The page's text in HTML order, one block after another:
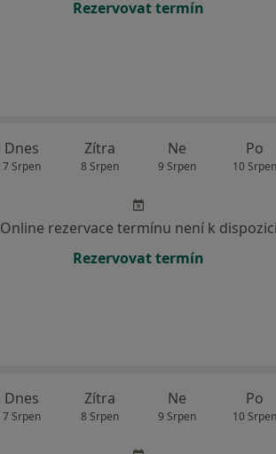
Rezervovat termín
Dnes
7 Srpen
Zítra
8 Srpen
Ne
9 Srpen
Po
10 Srpen
Online rezervace termínu není k dispozici
Rezervovat termín
Dnes
7 Srpen
Zítra
8 Srpen
Ne
9 Srpen
Po
10 Srpen